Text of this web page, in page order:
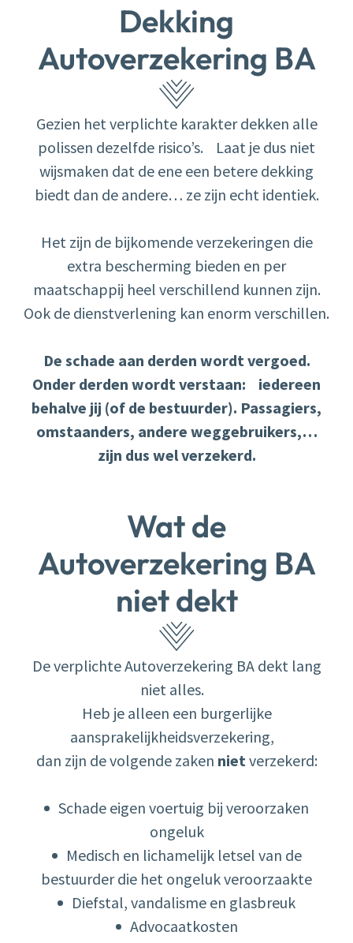
Dekking
Autoverzekering BA
Gezien het verplichte karakter dekken alle
polissen dezelfde risico’s. Laat je dus niet
wijsmaken dat de ene een betere dekking
biedt dan de andere… ze zijn echt identiek.
Het zijn de bijkomende verzekeringen die
extra bescherming bieden en per
maatschappij heel verschillend kunnen zijn.
Ook de dienstverlening kan enorm verschillen.
De schade aan derden wordt vergoed.
Onder derden wordt verstaan: iedereen
behalve jij (of de bestuurder). Passagiers,
omstaanders, andere weggebruikers,…
zijn dus wel verzekerd.
Wat de
Autoverzekering BA
niet dekt
De verplichte Autoverzekering BA dekt lang
niet alles.
Heb je alleen een burgerlijke
aansprakelijkheidsverzekering,
dan zijn de volgende zaken niet verzekerd:
Schade eigen voertuig bij veroorzaken
ongeluk
Medisch en lichamelijk letsel van de
bestuurder die het ongeluk veroorzaakte
Diefstal, vandalisme en glasbreuk
Advocaatkosten